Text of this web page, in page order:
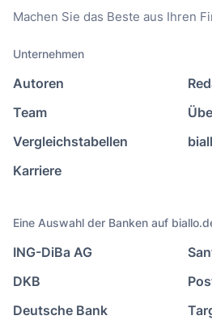
Machen Sie das Beste aus Ihren
Unternehmen
Autoren
Team
Vergleichstabellen
Karriere
Eine Auswahl der Banken auf
ING-DiBa AG
DKB
Deutsche Bank